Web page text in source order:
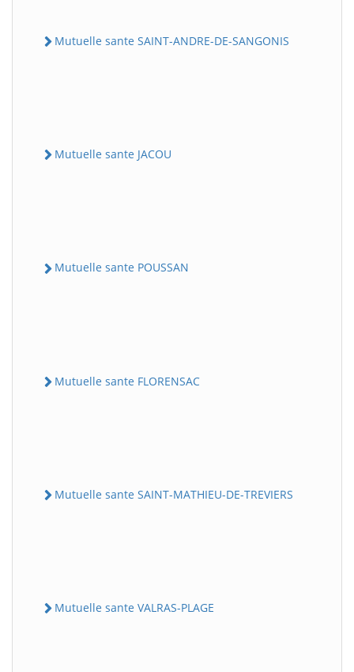
Mutuelle sante SAINT-ANDRE-DE-SANGONIS
Mutuelle sante JACOU
Mutuelle sante POUSSAN
Mutuelle sante FLORENSAC
Mutuelle sante SAINT-MATHIEU-DE-TREVIERS
Mutuelle sante VALRAS-PLAGE